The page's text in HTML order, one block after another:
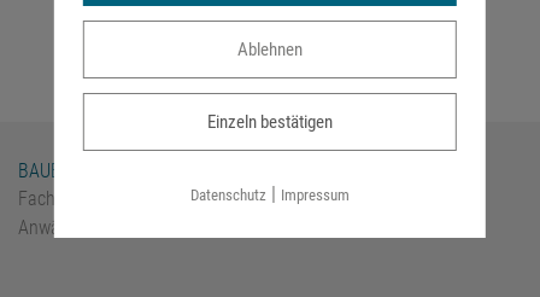
BAUER | BELL
Fachkanzlei für Arbeitsrecht
Anwält:innen in Bürogemeinschaft
Ablehnen
Einzeln bestätigen
Datenschutz| Impressum